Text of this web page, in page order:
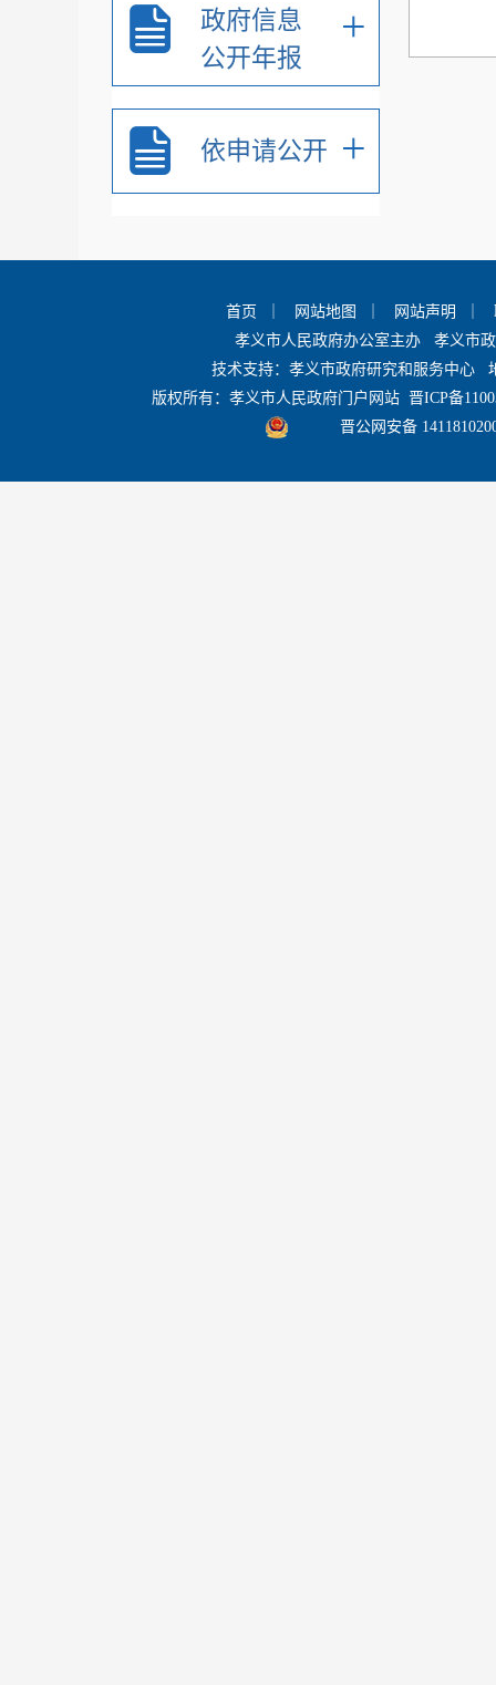
扩大有效投资
征地信息公开
统计公报及指标
政府信息
公开年报
+
依申请公开 +
首页 网站地图 网站声明
孝义市人民政府办公室主办 孝义市
技术支持：孝义市政府研究和服务中心
版权所有：孝义市人民政府门户网站 晋ICP备
晋公网安备